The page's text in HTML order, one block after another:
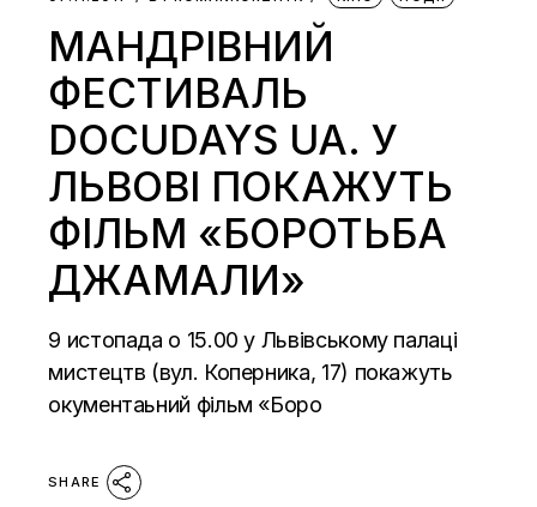
МАНДРІВНИЙ
ФЕСТИВАЛЬ
DOCUDAYS UA. У
ЛЬВОВІ ПОКАЖУТЬ
ФІЛЬМ «БОРОТЬБА
ДЖАМАЛИ»
9 истопада о 15.00 у Львівському палаці
мистецтв (вул. Коперника, 17) покажуть
окументаьний фільм «Боро
SHARE